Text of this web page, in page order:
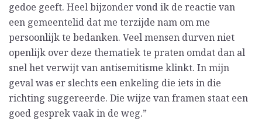
gedoe geeft. Heel bijzonder vond ik de reactie van
een gemeentelid dat me terzijde nam om me
persoonlijk te bedanken. Veel mensen durven niet
openlijk over deze thematiek te praten omdat dan al
snel het verwijt van antisemitisme klinkt. In mijn
geval was er slechts een enkeling die iets in die
richting suggereerde. Die wijze van framen staat een
goed gesprek vaak in de weg.”